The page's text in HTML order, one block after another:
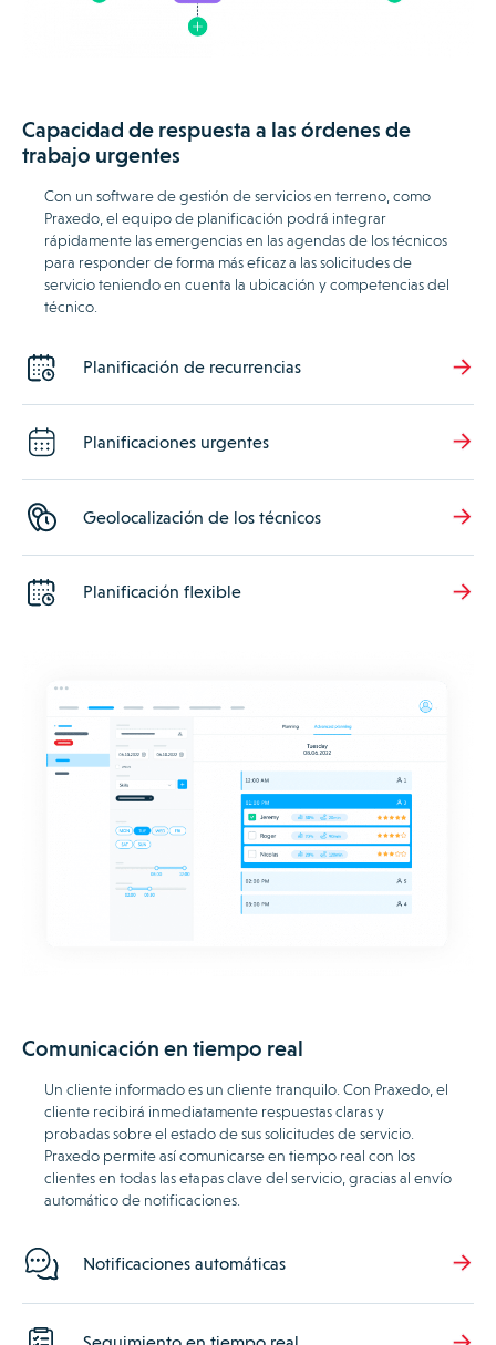
Capacidad de respuesta a las órdenes de
trabajo urgentes
Con un software de gestión de servicios en terreno, como
Praxedo, el equipo de planificación podrá integrar
rápidamente las emergencias en las agendas de los técnicos
para responder de forma más eficaz a las solicitudes de
servicio teniendo en cuenta la ubicación y competencias del
técnico.
Planificación de recurrencias
Planificaciones urgentes
Geolocalización de los técnicos
Planificación flexible
Comunicación en tiempo real
Un cliente informado es un cliente tranquilo. Con Praxedo, el
cliente recibirá inmediatamente respuestas claras y
probadas sobre el estado de sus solicitudes de servicio.
Praxedo permite así comunicarse en tiempo real con los
clientes en todas las etapas clave del servicio, gracias al envío
automático de notificaciones.
Notificaciones automáticas